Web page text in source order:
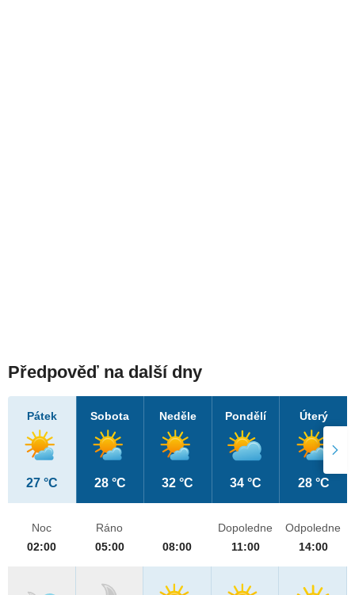
Předpověď na další dny
Pátek
27 °C
Sobota
28 °C
Neděle
32 °C
Pondělí
34 °C
Úterý
28 °C
Noc
02:00
Ráno
05:00
08:00
Dopoledne
11:00
Odpoledne
14:00